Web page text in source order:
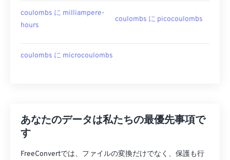
coulombs に milliampere-
hours
coulombs に picocoulombs
coulombs に microcoulombs
あなたのデータは私たちの最優先事項で
す
FreeConvertでは、ファイルの変換だけでなく、保護も行